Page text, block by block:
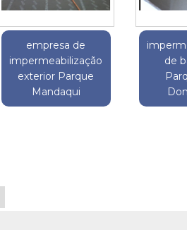
empresa de
impermeabilização
exterior Parque
Mandaqui
de